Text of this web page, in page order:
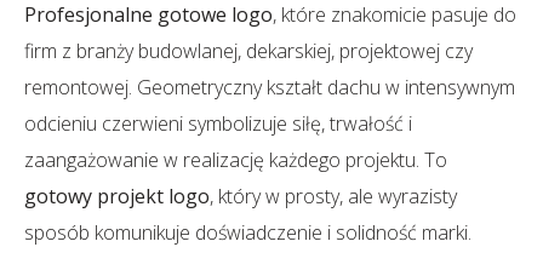
Profesjonalne gotowe logo, które znakomicie pasuje do
firm z branży budowlanej, dekarskiej, projektowej czy
remontowej. Geometryczny kształt dachu w intensywnym
odcieniu czerwieni symbolizuje siłę, trwałość i
zaangażowanie w realizację każdego projektu. To
gotowy projekt logo, który w prosty, ale wyrazisty
sposób komunikuje doświadczenie i solidność marki.